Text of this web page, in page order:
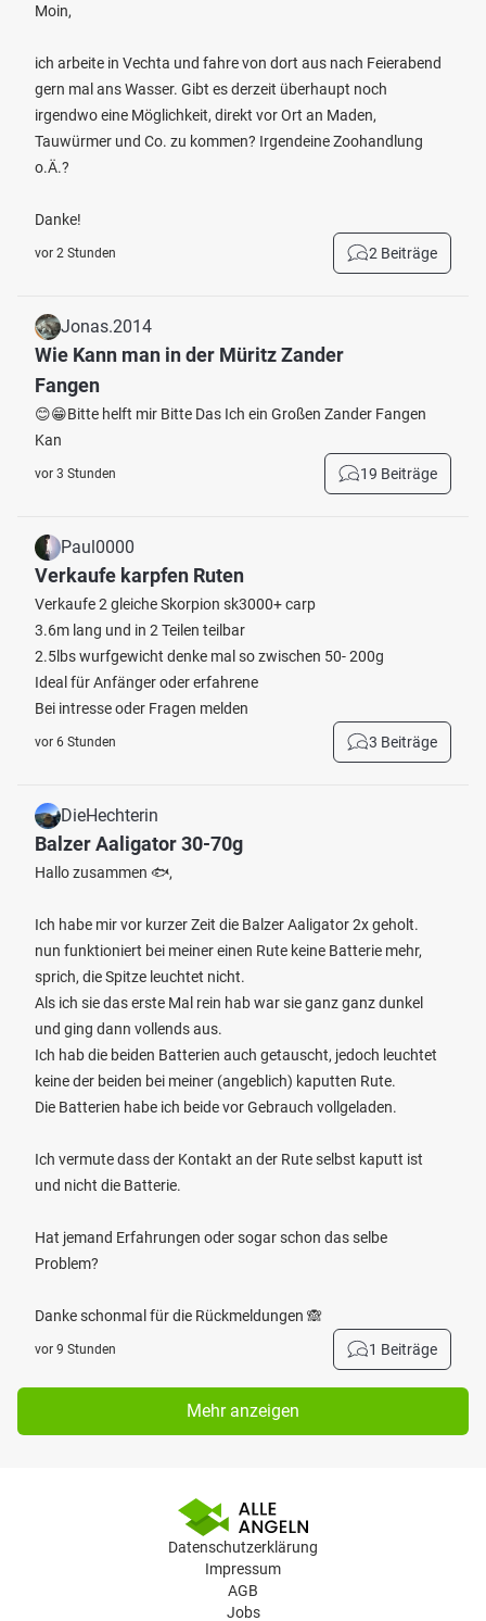
Moin,
ich arbeite in Vechta und fahre von dort aus nach Feierabend
gern mal ans Wasser. Gibt es derzeit überhaupt noch
irgendwo eine Möglichkeit, direkt vor Ort an Maden,
Tauwürmer und Co. zu kommen? Irgendeine Zoohandlung
o.Ä.?
Danke!
vor 2 Stunden 2 Beiträge
Jonas.2014
Wie Kann man in der Müritz Zander
Fangen
😊😁Bitte helft mir Bitte Das Ich ein Großen Zander Fangen
Kan
vor 3 Stunden 19 Beiträge
Paul0000
Verkaufe karpfen Ruten
Verkaufe 2 gleiche Skorpion sk3000+ carp
3.6m lang und in 2 Teilen teilbar
2.5lbs wurfgewicht denke mal so zwischen 50- 200g
Ideal für Anfänger oder erfahrene
Bei intresse oder Fragen melden
vor 6 Stunden 3 Beiträge
DieHechterin
Balzer Aaligator 30-70g
Hallo zusammen 🐟,
Ich habe mir vor kurzer Zeit die Balzer Aaligator 2x geholt.
nun funktioniert bei meiner einen Rute keine Batterie mehr,
sprich, die Spitze leuchtet nicht.
Als ich sie das erste Mal rein hab war sie ganz ganz dunkel
und ging dann vollends aus.
Ich hab die beiden Batterien auch getauscht, jedoch leuchtet
keine der beiden bei meiner (angeblich) kaputten Rute.
Die Batterien habe ich beide vor Gebrauch vollgeladen.
Ich vermute dass der Kontakt an der Rute selbst kaputt ist
und nicht die Batterie.
Hat jemand Erfahrungen oder sogar schon das selbe
Problem?
Danke schonmal für die Rückmeldungen 🙈
vor 9 Stunden 1 Beiträge
Mehr anzeigen
Datenschutzerklärung
Impressum
AGB
Jobs